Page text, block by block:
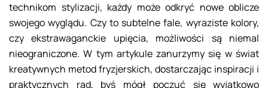
technikom stylizacji, każdy może odkryć nowe oblicze
swojego wyglądu. Czy to subtelne fale, wyraziste kolory,
czy ekstrawaganckie upięcia, możliwości są niemal
nieograniczone. W tym artykule zanurzymy się w świat
kreatywnych metod fryzjerskich, dostarczając inspiracji i
praktycznych rad, byś mógł poczuć się wyjątkowo